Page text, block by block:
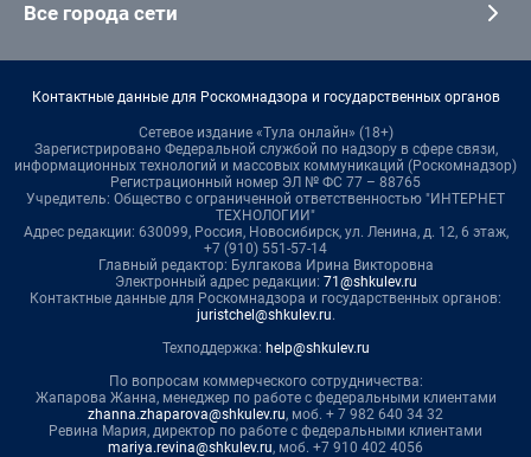
Все города сети
Контактные данные для Роскомнадзора и государственных органов
Сетевое издание «Тула онлайн» (18+)
Зарегистрировано Федеральной службой по надзору в сфере связи,
информационных технологий и массовых коммуникаций (Роскомнадзор)
Регистрационный номер ЭЛ № ФС 77 – 88765
Учредитель: Общество с ограниченной ответственностью "ИНТЕРНЕТ
ТЕХНОЛОГИИ"
Адрес редакции: 630099, Россия, Новосибирск, ул. Ленина, д. 12, 6 этаж,
+7 (910) 551-57-14
Главный редактор: Булгакова Ирина Викторовна
Электронный адрес редакции: 71@shkulev.ru
Контактные данные для Роскомнадзора и государственных органов:
juristchel@shkulev.ru.
Техподдержка: help@shkulev.ru
По вопросам коммерческого сотрудничества:
Жапарова Жанна, менеджер по работе с федеральными клиентами
zhanna.zhaparova@shkulev.ru, моб. + 7 982 640 34 32
Ревина Мария, директор по работе с федеральными клиентами
mariya.revina@shkulev.ru, моб. +7 910 402 4056